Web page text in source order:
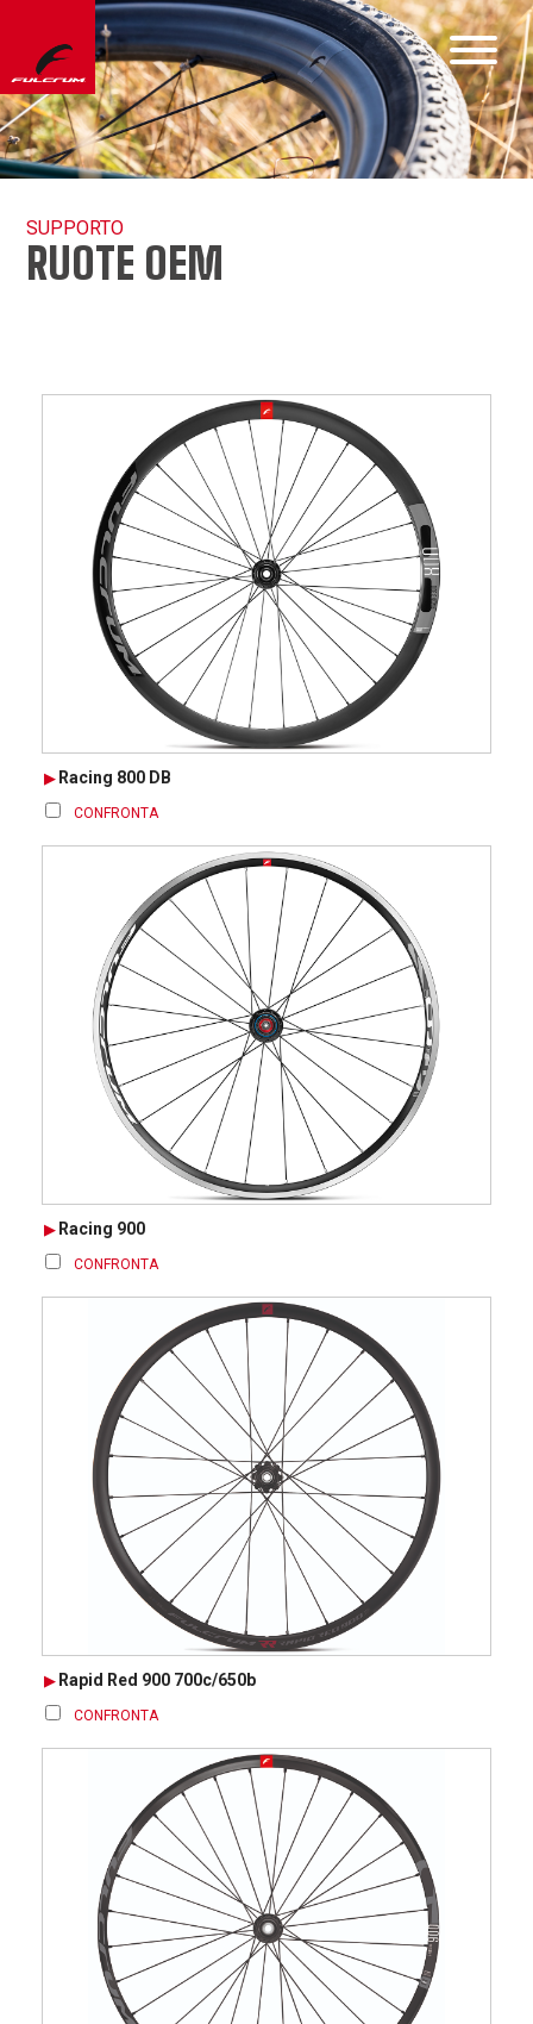
SUPPORTO
RUOTE OEM
Racing 800 DB
CONFRONTA
Racing 900
CONFRONTA
Rapid Red 900 700c/650b
CONFRONTA